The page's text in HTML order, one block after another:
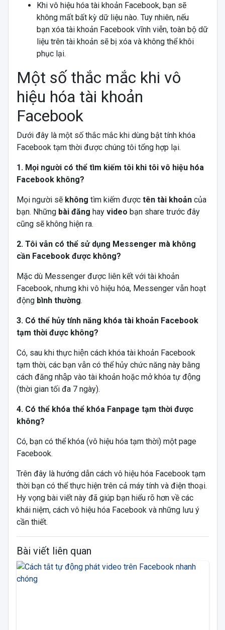
Khi vô hiệu hóa tài khoản Facebook, bạn sẽ
không mất bất kỳ dữ liệu nào. Tuy nhiên, nếu
bạn xóa tài khoản Facebook vĩnh viễn, toàn bộ dữ
liệu trên tài khoản sẽ bị xóa và không thể khôi
phục lại.
Một số thắc mắc khi vô
hiệu hóa tài khoản
Facebook
Dưới đây là một số thắc mắc khi dùng bật tính khóa
Facebook tạm thời được chúng tôi tổng hợp lại.
1. Mọi người có thể tìm kiếm tôi khi tôi vô hiệu hóa
Facebook không?
Mọi người sẽ không tìm kiếm được tên tài khoảncủa
bạn. Những bài đăng hayvideo bạn share trước đây
cũng sẽ không hiện ra.
2. Tôi vẫn có thể sử dụng Messenger mà không
cần Facebook được không?
Mặc dù Messenger được liên kết với tài khoản
Facebook, nhưng khi vô hiệu hóa, Messenger vẫn hoạt
động bình thường.
3. Có thể hủy tính năng khóa tài khoản Facebook
tạm thời được không?
Có, sau khi thực hiện cách khóa tài khoản Facebook
tạm thời, các bạn vẫn có thể hủy chức năng này bằng
cách đăng nhập vào tài khoản hoặc mở khóa tự động
(thời gian tối đa 7 ngày).
4. Có thể khóa thể khóa Fanpage tạm thời được
không?
Có, bạn có thể khóa (vô hiệu hóa tạm thời) một page
Facebook.
Trên đây là hướng dẫn cách vô hiệu hóa Facebook tạm
thời bạn có thể thực hiện trên cả máy tính và điện thoại.
Hy vọng bài viết này đã giúp bạn hiểu rõ hơn về các
khái niệm, cách vô hiệu hóa Facebook và những lưu ý
cần thiết.
Bài viết liên quan